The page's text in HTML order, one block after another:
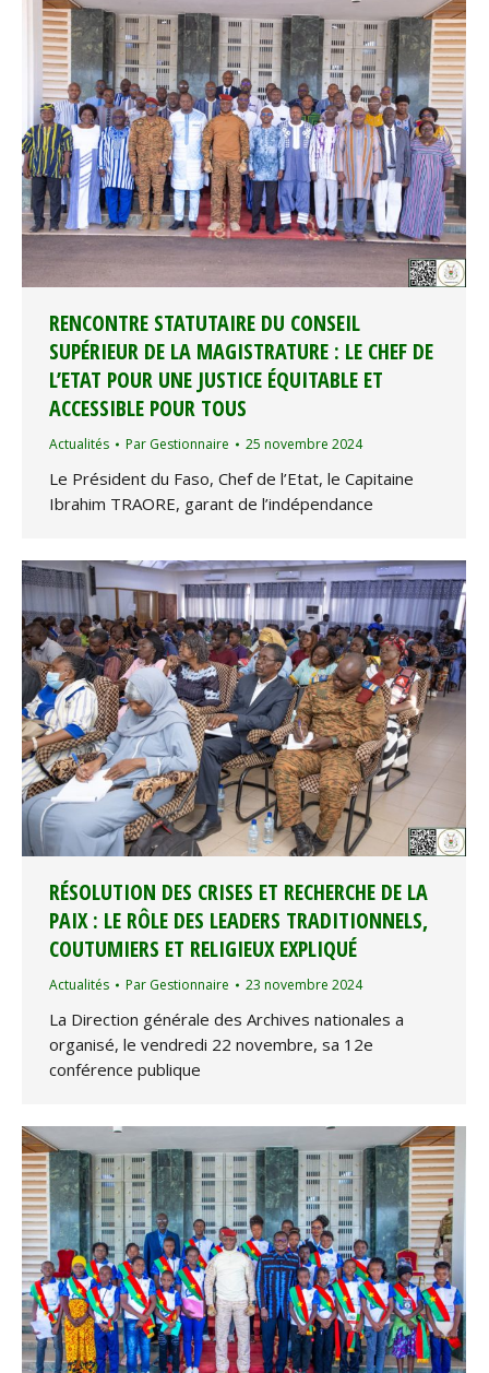
RENCONTRE STATUTAIRE DU CONSEIL
SUPÉRIEUR DE LA MAGISTRATURE : LE CHEF DE
L’ETAT POUR UNE JUSTICE ÉQUITABLE ET
ACCESSIBLE POUR TOUS
Actualités Par Gestionnaire 25 novembre 2024
Le Président du Faso, Chef de l’Etat, le Capitaine
Ibrahim TRAORE, garant de l’indépendance
RÉSOLUTION DES CRISES ET RECHERCHE DE LA
PAIX : LE RÔLE DES LEADERS TRADITIONNELS,
COUTUMIERS ET RELIGIEUX EXPLIQUÉ
Actualités Par Gestionnaire 23 novembre 2024
La Direction générale des Archives nationales a
organisé, le vendredi 22 novembre, sa 12e
conférence publique